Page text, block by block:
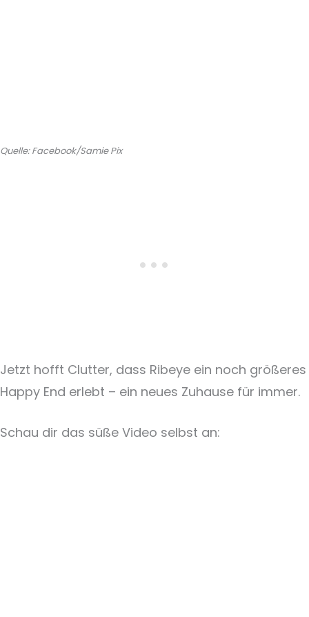
Quelle: Facebook/Samie Pix
Jetzt hofft Clutter, dass Ribeye ein noch größeres
Happy End erlebt – ein neues Zuhause für immer.
Schau dir das süße Video selbst an: